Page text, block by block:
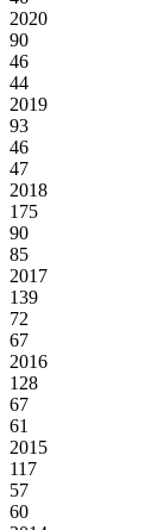
2020
90
46
44
2019
93
46
47
2018
175
90
85
2017
139
72
67
2016
128
67
61
2015
117
57
60